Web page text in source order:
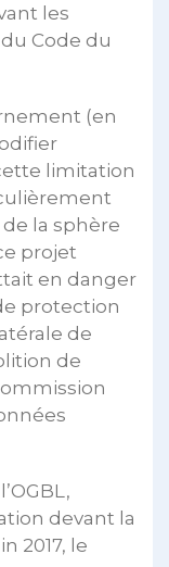
les
Code du
(en
limitation
la sphère
projet
en danger
protection
de
de
devant la
2017, le